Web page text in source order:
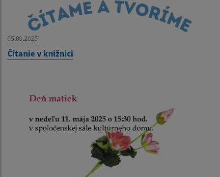
05.09.2025
Čítanie v knižnici